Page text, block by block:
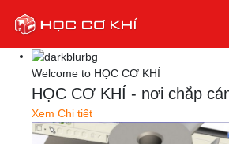
Welcome to HỌC CƠ KHÍ
HỌC CƠ KHÍ - nơi chắp
Xem Chi tiết